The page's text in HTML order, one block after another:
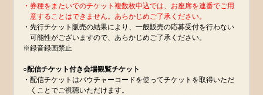
・券種をまたいでのチケット複数枚申込では、お座席を連番でご用
意することはできません。あらかじめご了承ください。
・先行チケット販売の結果により、一般販売の応募受付を行わない
可能性がございますので、あらかじめご了承ください。
※録音録画禁止
○配信チケット付き会場観覧チケット
・配信チケットはバウチャーコードを使ってチケットを取得いただ
くことでご視聴いただけます。